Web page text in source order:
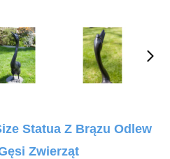
Statua Z Brązu Odlew
Zwierząt